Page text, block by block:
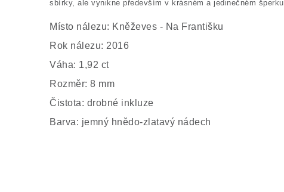
sbírky, ale vynikne především v krásném a jedinečném šperku.
Místo nálezu: Kněževes - Na Františku
Rok nálezu: 2016
Váha: 1,92 ct
Rozměr: 8 mm
Čistota: drobné inkluze
Barva: jemný hnědo-zlatavý nádech